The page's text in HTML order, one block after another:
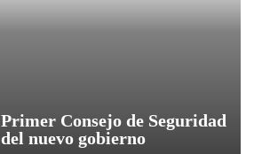
Primer Consejo de Seguridad
del nuevo gobierno